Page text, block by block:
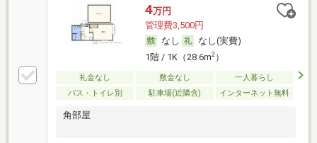
4万円
管理費3,500円
なし
なし(実費)
1階 / 1K（28.6m2）
礼金なし 敷金なし
一人暮らし
バス・トイレ別
駐車場(近隣含) インターネット無料
角部屋